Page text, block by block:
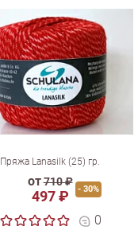
Пряжа Lanasilk (25) гр.
от710 ₽
497 ₽ - 30%
0